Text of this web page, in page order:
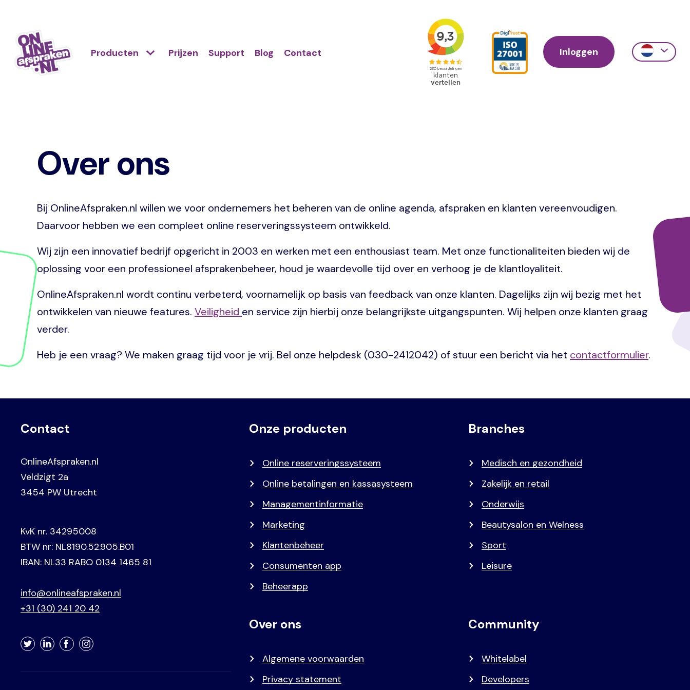
hoofdinhoud
links
Hoofdnavigatie
Primair
Producten Prijzen Support Blog Contact
Action
Primair
menu
Inloggen
Action
Over ons
Bij OnlineAfspraken.nl willen we voor ondernemers het beheren van de online agenda, afspraken en klanten vereenvoudigen.
Daarvoor hebben we een compleet online reserveringssysteem ontwikkeld.
Wij zijn een innovatief bedrijf opgericht in 2003 en werken met een enthousiast team. Met onze functionaliteiten bieden wij de
oplossing voor een professioneel afsprakenbeheer, houd je waardevolle tijd over en verhoog je de klantloyaliteit.
OnlineAfspraken.nl wordt continu verbeterd, voornamelijk op basis van feedback van onze klanten. Dagelijks zijn wij bezig met het
ontwikkelen van nieuwe features. Veiligheid en service zijn hierbij onze belangrijkste uitgangspunten. Wij helpen onze klanten graag
verder.
Heb je een vraag? We maken graag tijd voor je vrij. Bel onze helpdesk (030-2412042) of stuur een bericht via het contactformulier.
Contact
OnlineAfspraken.nl
Veldzigt 2a
3454 PW Utrecht
KvK nr. 34295008
BTW nr: NL8190.52.905.B01
IBAN: NL33 RABO 0134 1465 81
info@onlineafspraken.nl
+31 (30) 241 20 42
TwitterLinkedInFacebookInstagram
Voet
Primair
Onze producten
Online reserveringssysteem
Online betalingen en kassasysteem
Managementinformatie
Marketing
Klantenbeheer
Consumenten app
Beheerapp
Branches
Medisch en gezondheid
Zakelijk en retail
Onderwijs
Beautysalon en Welness
Sport
Leisure
Over ons
Algemene voorwaarden
Privacy statement
Community
Whitelabel
Developers